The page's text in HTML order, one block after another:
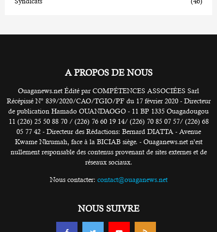
A PROPOS DE NOUS
Ouaganews.net Édité par COMPÉTENCES ASSOCIÉES Sarl
Récépissé N° 839/2020/CAO/TGIO/PF du 17 février 2020 - Directeur
de publication Hamado OUANDAOGO - 11 BP 1335 Ouagadougou
11 (226) 25 50 88 70 / (226) 76 60 19 14/ (226) 70 85 07 57/ (226) 68
05 77 42 - Directeur des Rédactions: Bernard DIATTA - Avenue
Kwame Nkrumah, face à la BICIAB siège. - Ouaganews.net n’est
nullement responsable des contenus provenant de sites externes et de
réseaux sociaux.
Nous contacter: contact@ouaganews.net
NOUS SUIVRE